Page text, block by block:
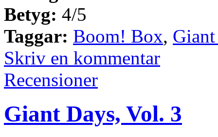
Betyg: 4/5
Taggar: Boom! Box,
Skriv en kommentar
Recensioner
Giant Days, Vol. 3